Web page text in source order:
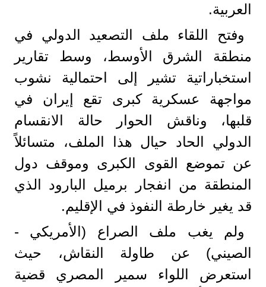
العربية.
وفتح اللقاء ملف التصعيد الدولي في
منطقة الشرق الأوسط، وسط تقارير
استخباراتية تشير إلى احتمالية نشوب
مواجهة عسكرية كبرى تقع إيران في
قلبها، وناقش الحوار حالة الانقسام
الدولي الحاد حيال هذا الملف، متسائلاً
عن تموضع القوى الكبرى وموقف دول
المنطقة من انفجار برميل البارود الذي
قد يغير خارطة النفوذ في الإقليم.
ولم يغب ملف الصراع (الأمريكي -
الصيني) عن طاولة النقاش، حيث
استعرض اللواء سمير المصري قضية